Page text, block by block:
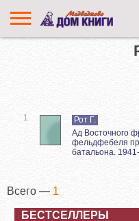
1
Рот Г.
Ад Восточного
фельдфебеля
батальона.
Всего — 1
БЕСТСЕЛЛЕРЫ